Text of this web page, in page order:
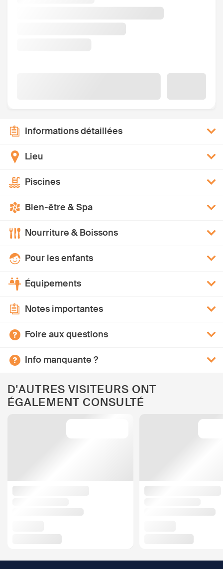
Informations détaillées
Lieu
Piscines
Bien-être & Spa
Nourriture & Boissons
Pour les enfants
Équipements
Notes importantes
Foire aux questions
Info manquante ?
D'AUTRES VISITEURS ONT
ÉGALEMENT CONSULTÉ